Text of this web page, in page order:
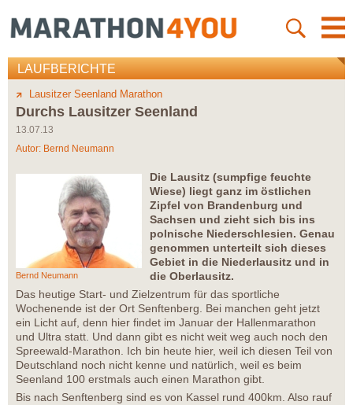
LAUFBERICHTE
Lausitzer Seenland Marathon
Durchs Lausitzer Seenland
13.07.13
Autor: Bernd Neumann
Bernd Neumann
Die Lausitz (sumpfige feuchte
Wiese) liegt ganz im östlichen
Zipfel von Brandenburg und
Sachsen und zieht sich bis ins
polnische Niederschlesien. Genau
genommen unterteilt sich dieses
Gebiet in die Niederlausitz und in
die Oberlausitz.
Das heutige Start- und Zielzentrum für das sportliche
Wochenende ist der Ort Senftenberg. Bei manchen geht jetzt
ein Licht auf, denn hier findet im Januar der Hallenmarathon
und Ultra statt. Und dann gibt es nicht weit weg auch noch den
Spreewald-Marathon. Ich bin heute hier, weil ich diesen Teil von
Deutschland noch nicht kenne und natürlich, weil es beim
Seenland 100 erstmals auch einen Marathon gibt.
Bis nach Senftenberg sind es von Kassel rund 400km. Also rauf